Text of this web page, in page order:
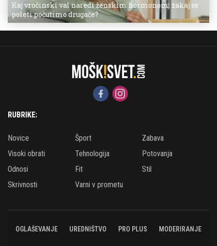
Kaj vročinski val naredi ženskim hormonom: zakaj se
poleti počutimo drugače?
RUBRIKE:
Novice Šport
Zabava
Visoki obrati
Tehnologija
Potovanja
Odnosi
Fit
Stil
Skrivnosti
Varni v prometu
OGLAŠEVANJE UREDNIŠTVO PRO PLUS MODERIRANJE